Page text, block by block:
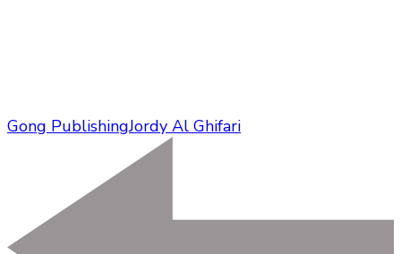
Gong PublishingJordy Al Ghifari